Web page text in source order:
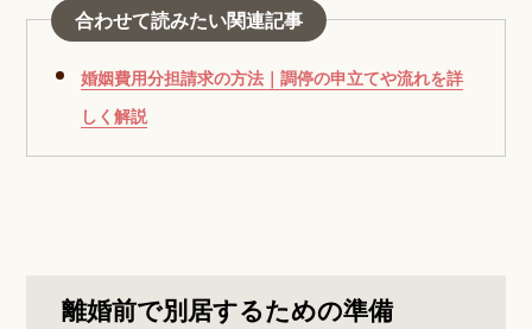
合わせて読みたい関連記事
婚姻費用分担請求の方法｜調停の申立てや流れを詳
しく解説
離婚前で別居するための準備